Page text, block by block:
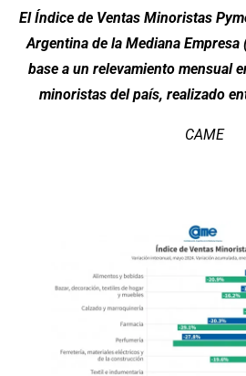
El Índice de Ventas Minoristas
Argentina de la Mediana Empresa
base a un relevamiento mensual
minoristas del país, realizado
CAME